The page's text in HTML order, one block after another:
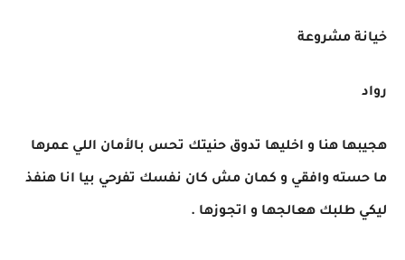
خيانة مشروعة
رواد
هجيبها هنا و اخليها تدوق حنيتك تحس بالأمان اللي عمرها
ما حسته وافقي و كمان مش كان نفسك تفرحي بيا انا هنفذ
ليكي طلبك هعالجها و اتجوزها .